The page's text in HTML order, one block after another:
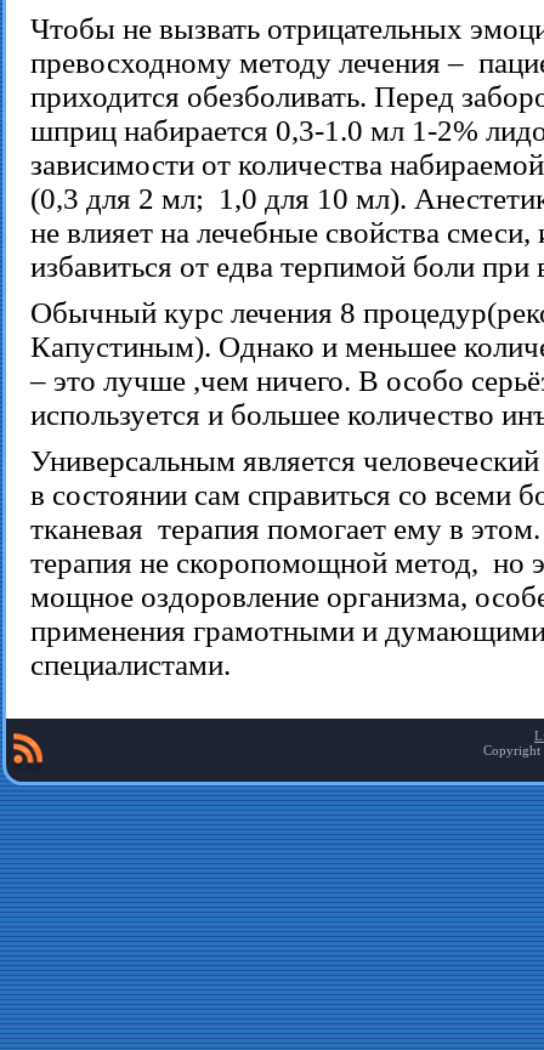
Чтобы не вызвать отрицательных
превосходному методу лечения –
приходится обезболивать. Перед
шприц набирается 0,3-1.0 мл 1-2%
зависимости от количества
(0,3 для 2 мл; 1,0 для 10 мл).
не влияет на лечебные свойства смеси,
избавиться от едва терпимой боли при
Обычный курс лечения 8
Капустиным). Однако и меньшее
– это лучше ,чем ничего. В особо
используется и большее количество
Универсальным является
в состоянии сам справиться со всеми
тканевая терапия помогает ему в
терапия не скоропомощной метод, но
мощное оздоровление организма,
применения грамотными и
специалистами.
Copyright